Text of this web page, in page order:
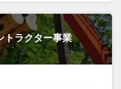
トラクター事業